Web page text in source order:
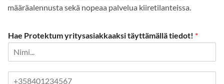
määräalennusta sekä nopeaa palvelua kiiretilanteissa.
Hae Protektum yritysasiakkaaksi täyttämällä tiedot! *